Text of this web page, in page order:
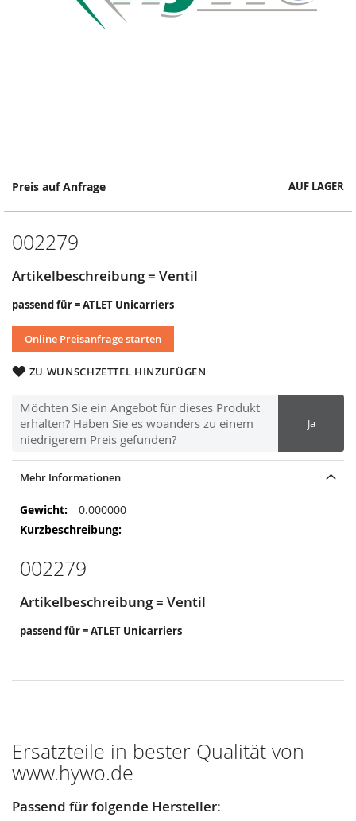
Preis auf Anfrage AUF LAGER
002279
Artikelbeschreibung = Ventil
passend für = ATLET Unicarriers
Online Preisanfrage starten
ZU WUNSCHZETTEL HINZUFÜGEN
Möchten Sie ein Angebot für dieses Produkt
erhalten? Haben Sie es woanders zu einem
niedrigerem Preis gefunden?
Ja
Springe
Anfang
Bildergalerie
Mehr Informationen
Mehr
Informationen
0.000000
002279
Artikelbeschreibung = Ventil
passend für = ATLET Unicarriers
Ersatzteile in bester Qualität von
www.hywo.de
Passend für folgende Hersteller: